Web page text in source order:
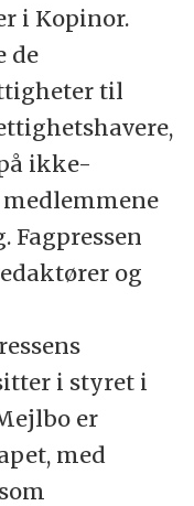
i Kopinor.
de
til
ikke-
Fagpressen
og
i styret i
er
med